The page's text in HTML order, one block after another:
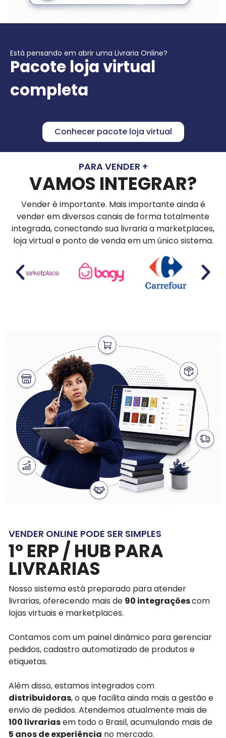
Está pensando em abrir uma Livraria Online?
Pacote loja virtual
completa
Conhecer pacote loja virtual
PARA VENDER +
VAMOS INTEGRAR?
Vender é importante. Mais importante ainda é
vender em diversos canais de forma totalmente
integrada, conectando sua livraria a marketplaces,
loja virtual e ponto de venda em um único sistema.
VENDER ONLINE PODE SER SIMPLES
1º ERP / HUB PARA
LIVRARIAS
Nosso sistema está preparado para atender
livrarias, oferecendo mais de 90 integraçõescom
lojas virtuais e marketplaces.
Contamos com um painel dinâmico para gerenciar
pedidos, cadastro automatizado de produtos e
etiquetas.
Além disso, estamos integrados com
distribuidoras, o que facilita ainda mais a gestão e
envio de pedidos. Atendemos atualmente mais de
100 livrariasem todo o Brasil, acumulando mais de
5 anos de experiência no mercado.